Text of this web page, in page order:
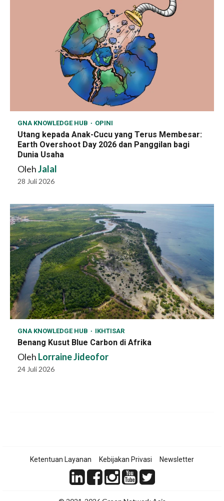
GNA KNOWLEDGE HUB OPINI
Utang kepada Anak-Cucu yang Terus Membesar:
Earth Overshoot Day 2026 dan Panggilan bagi
Dunia Usaha
OlehJalal
28 Juli 2026
GNA KNOWLEDGE HUB IKHTISAR
Benang Kusut Blue Carbon di Afrika
Oleh Lorraine Jideofor
24 Juli 2026
Ketentuan Layanan Kebijakan Privasi Newsletter